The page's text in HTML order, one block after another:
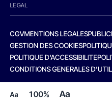
Aa 100% Aa
LEGAL
CGVMENTIONS LEGALES
GESTION DES COOKIES
POLITIQUE D’ACCESSIBILITE
CONDITIONS GENERALES